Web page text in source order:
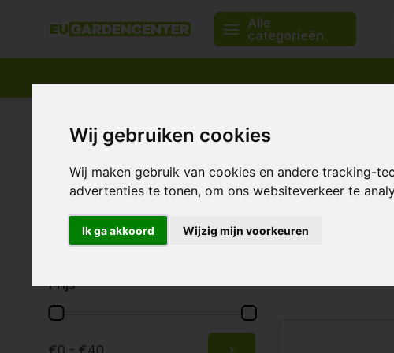
Wij gebruiken cookies
Wij maken gebruik van cookies en andere tracking-
advertenties te tonen, om ons websiteverkeer te
Ik ga akkoord Wijzig mijn voorkeuren
Alle
categorieën
Merken
Alle merken
Cultilene
Prijs
€0 - €40
Cultilene